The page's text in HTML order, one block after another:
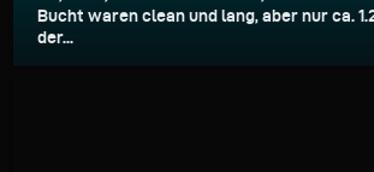
Bucht waren clean und lang, aber nur ca.
der...